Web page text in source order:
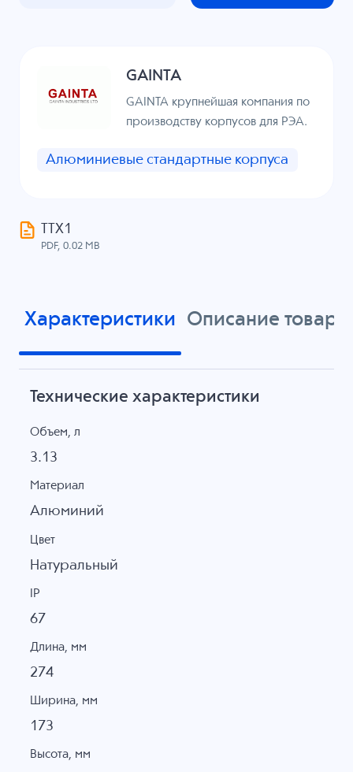
GAINTA
GAINTA крупнейшая компания по
производству корпусов для РЭА.
Алюминиевые стандартные корпуса
ТТХ1
PDF, 0.02 MB
Характеристики Описание товара
Технические характеристики
Объем, л
3.13
Материал
Алюминий
Цвет
Натуральный
IP
67
Длина, мм
274
Ширина, мм
173
Высота, мм